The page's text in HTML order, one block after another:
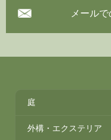
メール
庭
外構・エクステリア